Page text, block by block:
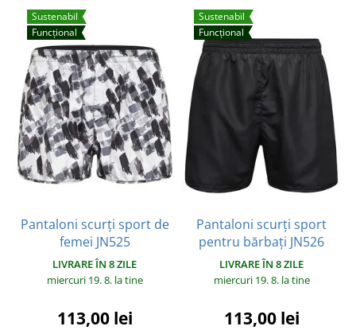
Sustenabil
Funcțional
Pantaloni scurți sport de
femei JN525
LIVRARE ÎN 8 ZILE
miercuri 19. 8. la tine
113,00 lei
Sustenabil
Funcțional
Pantaloni scurți sport
pentru bărbați JN526
LIVRARE ÎN 8 ZILE
miercuri 19. 8. la tine
113,00 lei